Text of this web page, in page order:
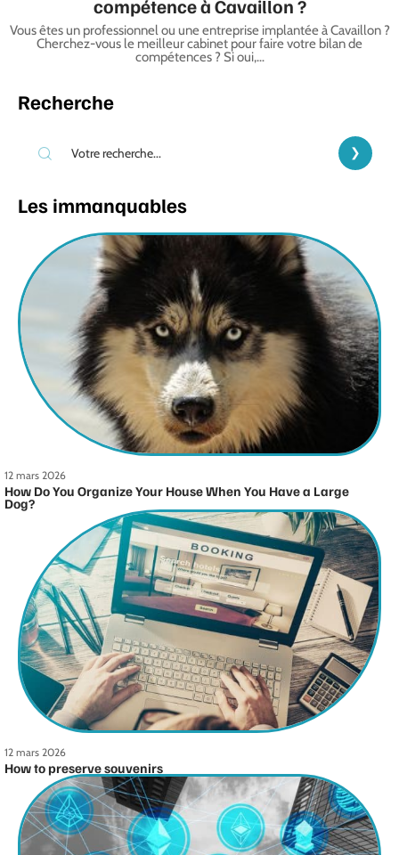
compétence à Cavaillon ?
Vous êtes un professionnel ou une entreprise implantée à Cavaillon ?
Cherchez-vous le meilleur cabinet pour faire votre bilan de
compétences ? Si oui,…
Recherche
Les immanquables
12 mars 2026
How Do You Organize Your House When You Have a Large
Dog?
12 mars 2026
How to preserve souvenirs